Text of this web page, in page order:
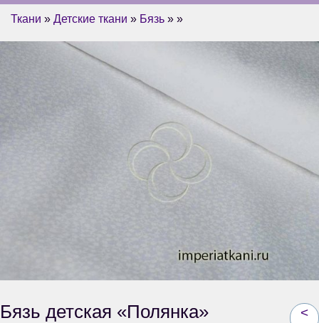
Ткани » Детские ткани » Бязь » »
<
Бязь детская «Полянка»